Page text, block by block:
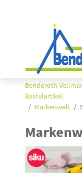
Benderoth
Bastelartikel
Markenwelt